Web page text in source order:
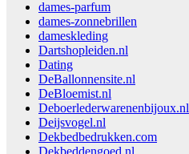
dames-parfum
dames-zonnebrillen
dameskleding
Dartshopleiden.nl
Dating
DeBallonnensite.nl
DeBloemist.nl
Deboerlederwarenenbijoux.nl
Deijsvogel.nl
Dekbedbedrukken.com
Dekbeddengoed.nl